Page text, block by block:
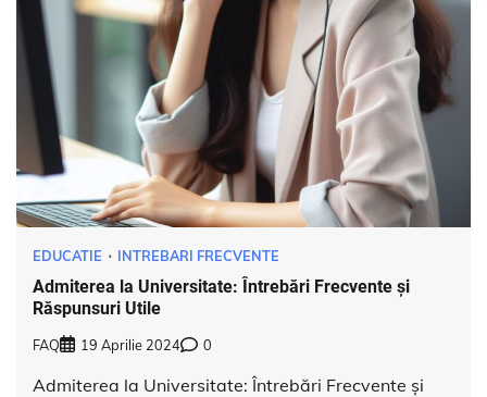
EDUCATIE INTREBARI FRECVENTE
Admiterea la Universitate: Întrebări Frecvente și
Răspunsuri Utile
FAQ 19 Aprilie 2024 0
Admiterea la Universitate: Întrebări Frecvente și